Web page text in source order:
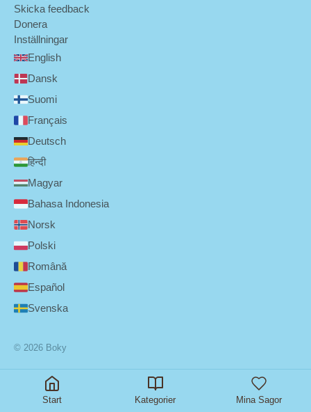
Start Kategorier Mina Sagor
Skicka feedback
Donera
Inställningar
English
Dansk
Suomi
Français
Deutsch
हिन्दी
Magyar
Bahasa Indonesia
Norsk
Polski
Română
Español
Svenska
© 2026 Boky